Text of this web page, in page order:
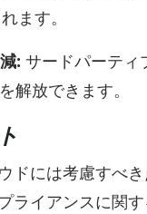
ます。
: サードパーティ
解放できます。
ドには考慮すべ
ライアンスに関